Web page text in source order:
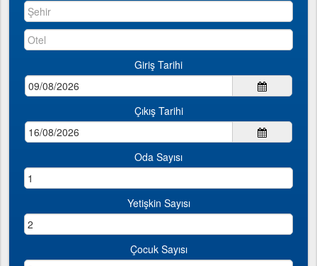
Giriş Tarihi
Çıkış Tarihi
Oda Sayısı
Yetişkin Sayısı
Çocuk Sayısı